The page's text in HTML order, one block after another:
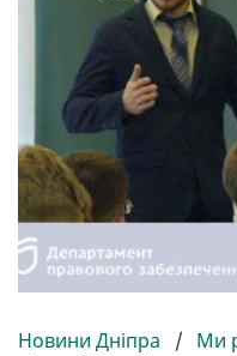
Новини Дніпра / Ми